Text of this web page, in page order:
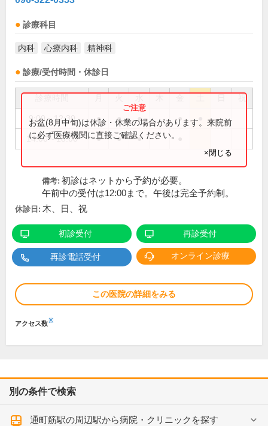
診療科目
内科 心療内科 精神科
診療/受付時間・休診日
祝
9:00～12:30 ● ● ● ●
14:00～18:00 ● ● ●
お盆(8月中旬)は休診・休業の場合があります。来院前
に必ず医療機関に直接ご確認ください。
×閉じる
備考: 初診はネットから予約が必要。
午前中の受付は12:00まで。午後は完全予約制。
休診日: 木、日、祝
初診受付 再診受付
再診電話受付 オンライン診療
この医院の詳細をみる
アクセス数※
別の条件で検索
通町筋駅の周辺駅から病院・クリニックを探す